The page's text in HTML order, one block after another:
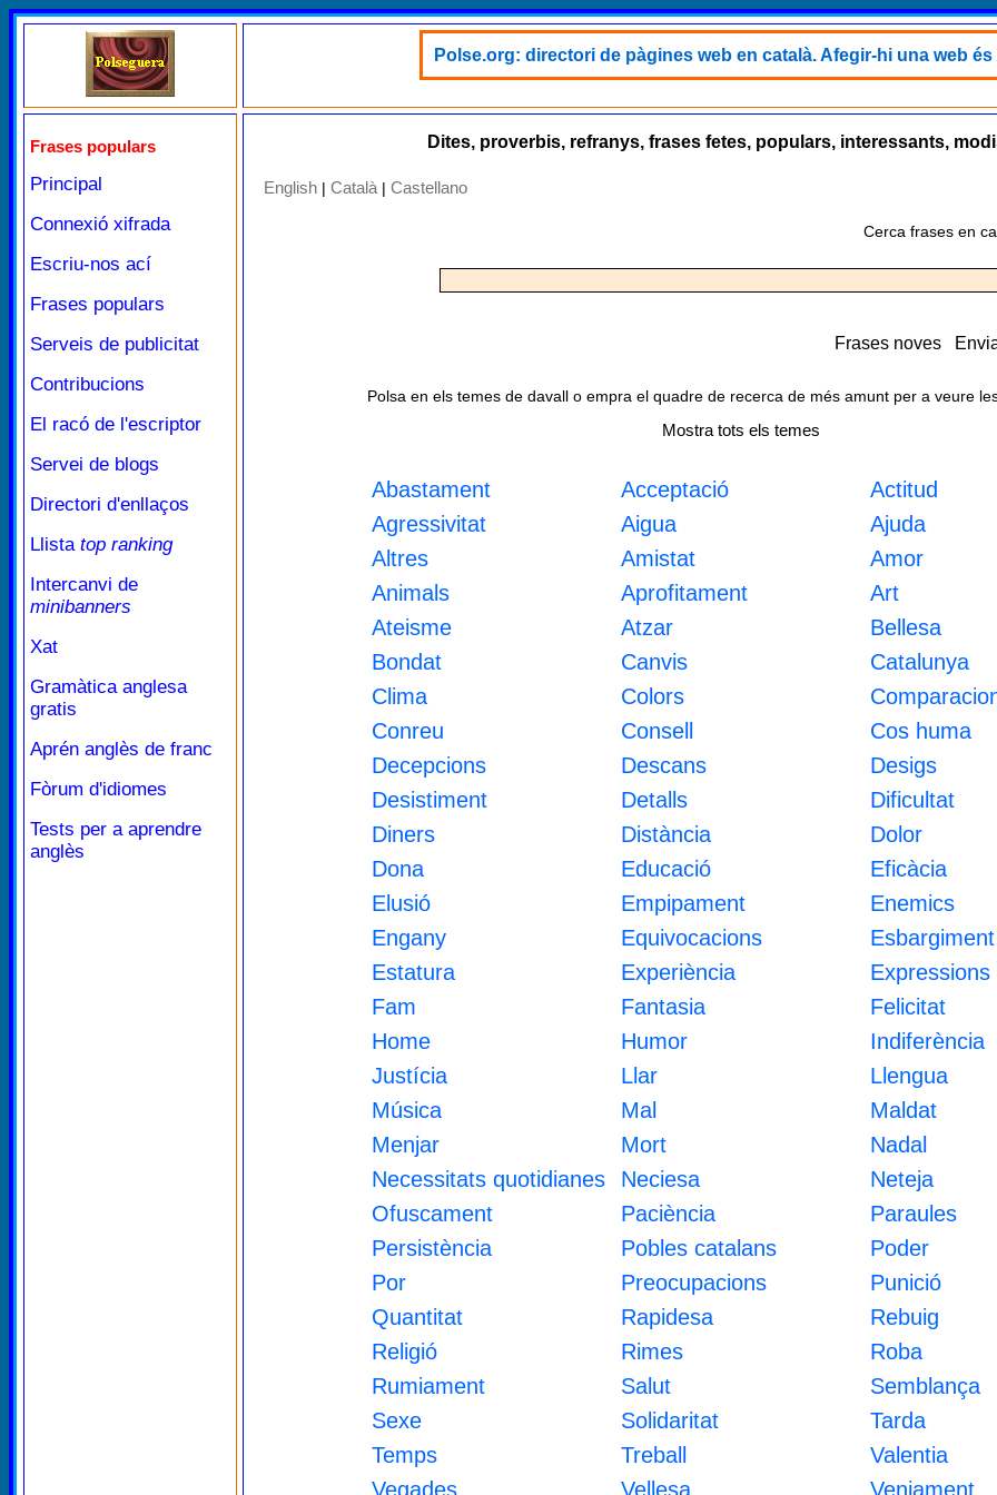
Polse.org: directori de pàgines web en català. Afegir-hi una web és
Frases populars
Principal
Connexió xifrada
Escriu-nos ací
Frases populars
Serveis de publicitat
Contribucions
El racó de l'escriptor
Servei de blogs
Directori d'enllaços
Llista top ranking
Intercanvi de
minibanners
Xat
Gramàtica anglesa
gratis
Aprén anglès de franc
Fòrum d'idiomes
Tests per a aprendre
anglès
Dites, proverbis, refranys, frases fetes, populars, interessants,
English | Català| Castellano
Cerca frases en
Frases noves
Polsa en els temes de davall o empra el quadre de recerca de més amunt per a veure
Mostra tots els temes
Abastament Acceptació
Actitud
Agressivitat
Aigua
Ajuda
Altres
Amistat
Amor
Animals
Aprofitament
Art
Ateisme
Atzar
Bellesa
Bondat
Canvis
Catalunya
Clima
Colors
Conreu
Consell
Cos huma
Decepcions
Descans
Desigs
Desistiment
Detalls
Dificultat
Diners
Distància
Dolor
Dona
Educació
Eficàcia
Elusió
Empipament
Enemics
Engany
Equivocacions
Esbargiment
Estatura
Experiència
Expressions
Fam
Fantasia
Felicitat
Home
Humor
Indiferència
Justícia
Llar
Llengua
Música
Mal
Maldat
Menjar
Mort
Nadal
Necessitats quotidianes
Neciesa
Neteja
Ofuscament
Paciència
Paraules
Persistència
Pobles catalans
Poder
Por
Preocupacions
Punició
Quantitat
Rapidesa
Rebuig
Religió
Rimes
Roba
Rumiament
Salut
Semblança
Sexe
Solidaritat
Tarda
Temps
Treball
Valentia
Vegades
Vellesa Venjament